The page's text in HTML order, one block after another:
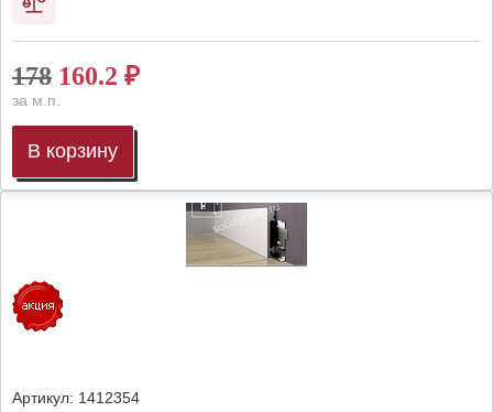
178 160.2 ₽
за м.п.
В корзину
Артикул: 1412354